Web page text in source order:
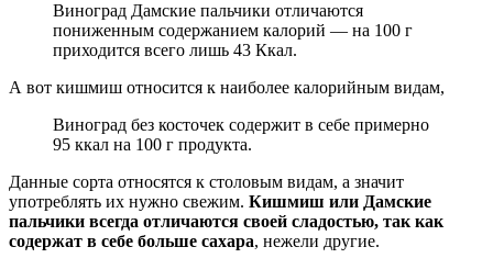
Виноград Дамские пальчики отличаются
пониженным содержанием калорий — на 100 г
приходится всего лишь 43 Ккал.
А вот кишмиш относится к наиболее калорийным видам,
Виноград без косточек содержит в себе примерно
95 ккал на 100 г продукта.
Данные сорта относятся к столовым видам, а значит
употреблять их нужно свежим. Кишмиш или Дамские
пальчики всегда отличаются своей сладостью, так как
содержат в себе больше сахара, нежели другие.